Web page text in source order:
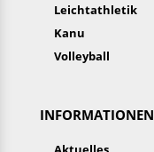
Leichtathletik
Kanu
Volleyball
INFORMATIONEN